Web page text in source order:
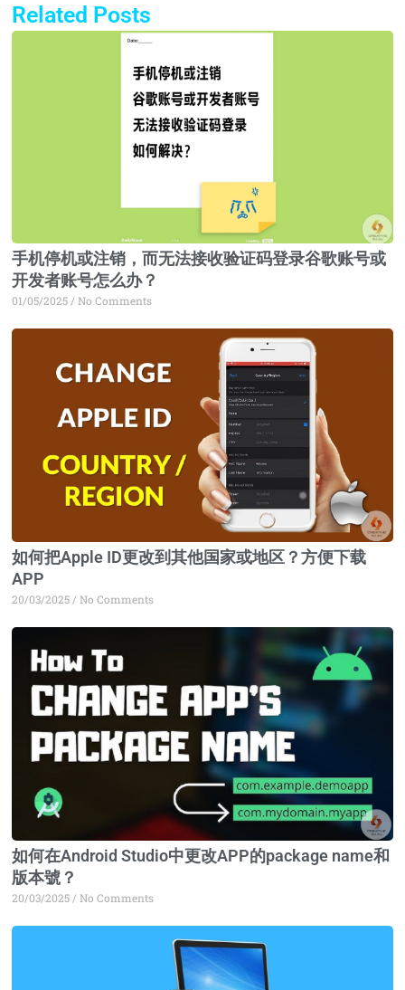
Related Posts
手机停机或注销，而无法接收验证码登录谷歌账号或
开发者账号怎么办？
01/05/2025 No Comments
如何把Apple ID更改到其他国家或地区？方便下载
APP
20/03/2025 No Comments
如何在Android Studio中更改APP的package name和
版本號？
20/03/2025 No Comments
Page